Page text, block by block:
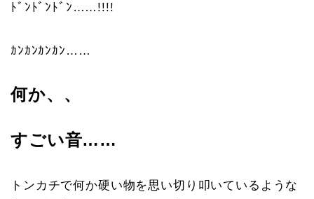
ﾄﾞﾝﾄﾞﾝﾄﾞﾝ……!!!!
ｶﾝｶﾝｶﾝｶﾝ……
何か、、
すごい音……
トンカチで何か硬い物を思い切り叩いているような